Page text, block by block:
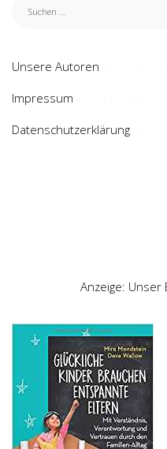
Unsere Autoren
Impressum
Datenschutzerklärung
Anzeige: Unser